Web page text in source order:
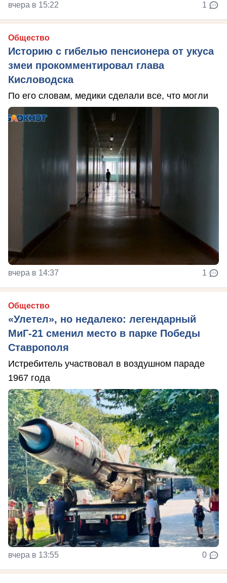
вчера в 15:22 1
Общество
Историю с гибелью пенсионера от укуса
змеи прокомментировал глава
Кисловодска
По его словам, медики сделали все, что могли
вчера в 14:37 1
Общество
«Улетел», но недалеко: легендарный
МиГ-21 сменил место в парке Победы
Ставрополя
Истребитель участвовал в воздушном параде
1967 года
вчера в 13:55 0